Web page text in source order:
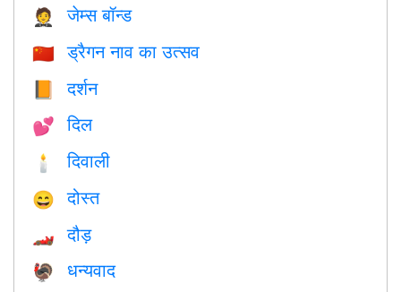
🤵 जेम्स बॉन्ड
🇨🇳 ड्रैगन नाव का उत्सव
📙 दर्शन
💕 दिल
🕯 दिवाली
😄 दोस्त
🏎 दौड़
🦃 धन्यवाद